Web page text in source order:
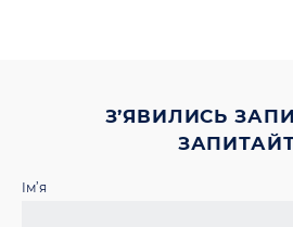
З’ЯВИЛИСЬ
Ім’я